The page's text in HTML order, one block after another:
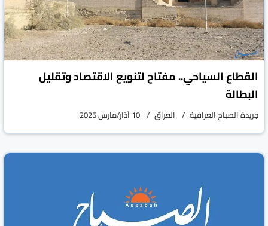
عشرات الضحايا في قصف أميركي على اليمن
جريدة الصباح العراقية العراق 16 آذار/مارس 2025
القطاع السياحي.. مفتاح لتنويع الاقتصاد وتقليل
البطالة
جريدة الصباح العراقية العراق 10 آذار/مارس 2025